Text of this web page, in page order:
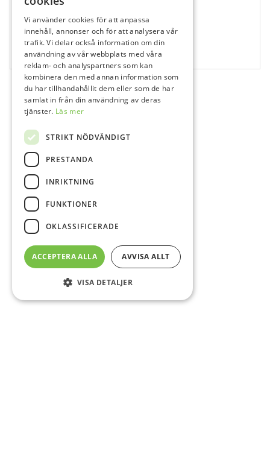
707947
Top Dent Kompress, 10 x 10 cm
100 st
Vi använder cookies för att anpassa
innehåll, annonser och för att analysera vår
trafik. Vi delar också information om din
användning av vår webbplats med våra
reklam- och analyspartners som kan
kombinera den med annan information som
du har tillhandahållit dem eller som de har
samlat in från din användning av deras
tjänster. Läs mer
STRIKT NÖDVÄNDIGT
PRESTANDA
INRIKTNING
FUNKTIONER
OKLASSIFICERADE
ACCEPTERA ALLA AVVISA ALLT
VISA DETALJER